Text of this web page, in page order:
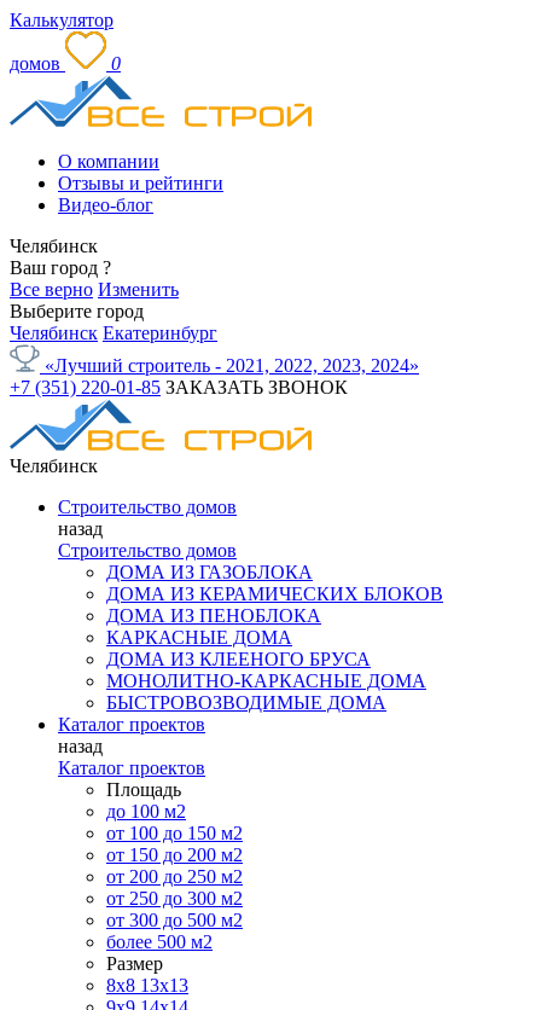
Калькулятор
домов 0
О компании
Отзывы и рейтинги
Видео-блог
Челябинск
Ваш город ?
Все верно Изменить
Выберите город
Челябинск Екатеринбург
«Лучший строитель - 2021, 2022, 2023, 2024»
+7 (351) 220-01-85 ЗАКАЗАТЬ ЗВОНОК
Челябинск
Строительство домов
назад
Строительство домов
ДОМА ИЗ ГАЗОБЛОКА
ДОМА ИЗ КЕРАМИЧЕСКИХ БЛОКОВ
ДОМА ИЗ ПЕНОБЛОКА
КАРКАСНЫЕ ДОМА
ДОМА ИЗ КЛЕЕНОГО БРУСА
МОНОЛИТНО-КАРКАСНЫЕ ДОМА
БЫСТРОВОЗВОДИМЫЕ ДОМА
Каталог проектов
назад
Каталог проектов
Площадь
до 100 м2
от 100 до 150 м2
от 150 до 200 м2
от 200 до 250 м2
от 250 до 300 м2
от 300 до 500 м2
более 500 м2
Размер
8х8 13х13